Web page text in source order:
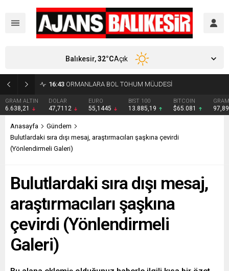
16:15 DENİZLERDE 100. YIL COŞKUSU YAŞANDI
DOLAR
47,7112
EURO
55,1445
BIST 100
13.885,19
BITCOIN
$65.081
GRAM GÜMÜŞ
97,89 ₺
Balıkesir,32°CAçık
Anasayfa
Gündem
Bulutlardaki sıra dışı mesaj, araştırmacıları şaşkına çevirdi
(Yönlendirmeli Galeri)
Bulutlardaki sıra dışı mesaj,
araştırmacıları şaşkına
çevirdi (Yönlendirmeli
Galeri)